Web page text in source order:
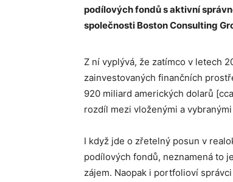
podílových fondů s aktivní
společnosti Boston Consulting
Z ní vyplývá, že zatímco v letech
zainvestovaných finančních
920 miliard amerických dolarů
rozdíl mezi vloženými a
I když jde o zřetelný posun v
podílových fondů, neznamená to
zájem. Naopak i portfolioví